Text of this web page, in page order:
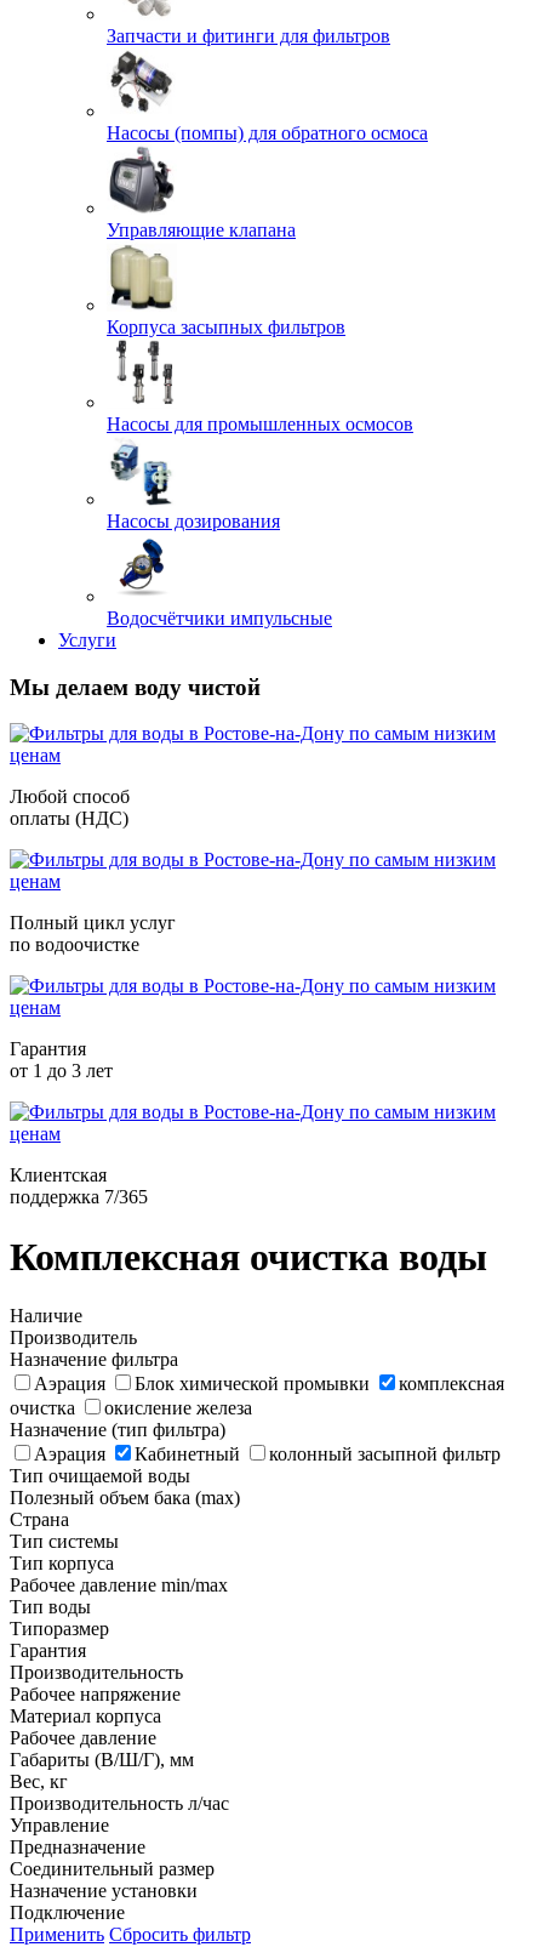
Запчасти и фитинги для фильтров
Насосы (помпы) для обратного осмоса
Управляющие клапана
Корпуса засыпных фильтров
Насосы для промышленных осмосов
Насосы дозирования
Водосчётчики импульсные
Услуги
Мы делаем воду чистой
Любой способ
оплаты (НДС)
Полный цикл услуг
по водоочистке
Гарантия
от 1 до 3 лет
Клиентская
поддержка 7/365
Комплексная очистка воды
Наличие
Производитель
Назначение фильтра
Аэрация
Блок химической промывки
комплексная
очистка
окисление железа
Назначение (тип фильтра)
Аэрация
Кабинетный
колонный засыпной фильтр
Тип очищаемой воды
Полезный объем бака (max)
Страна
Тип системы
Тип корпуса
Рабочее давление min/max
Тип воды
Типоразмер
Гарантия
Производительность
Рабочее напряжение
Материал корпуса
Рабочее давление
Габариты (В/Ш/Г), мм
Вес, кг
Производительность л/час
Управление
Предназначение
Соединительный размер
Назначение установки
Подключение
Применить Сбросить фильтр